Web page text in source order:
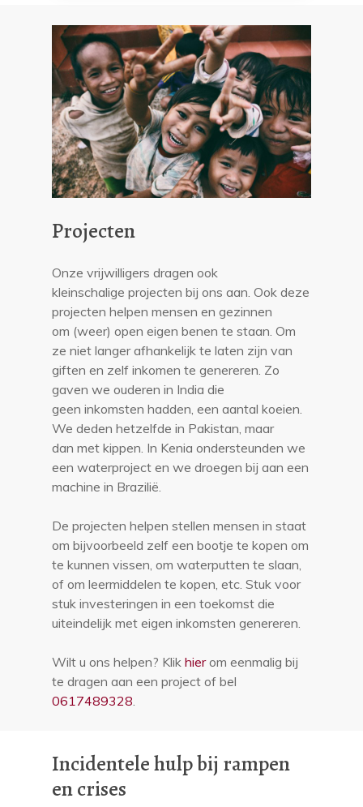
Projecten
Onze vrijwilligers dragen ook
kleinschalige projecten bij ons aan. Ook deze
projecten helpen mensen en gezinnen
om (weer) open eigen benen te staan. Om
ze niet langer afhankelijk te laten zijn van
giften en zelf inkomen te genereren. Zo
gaven we ouderen in India die
geen inkomsten hadden, een aantal koeien.
We deden hetzelfde in Pakistan, maar
dan met kippen. In Kenia ondersteunden we
een waterproject en we droegen bij aan een
machine in Brazilië.
De projecten helpen stellen mensen in staat
om bijvoorbeeld zelf een bootje te kopen om
te kunnen vissen, om waterputten te slaan,
of om leermiddelen te kopen, etc. Stuk voor
stuk investeringen in een toekomst die
uiteindelijk met eigen inkomsten genereren.
Wilt u ons helpen? Klikhierom eenmalig bij
te dragen aan een project of bel
0617489328
Incidentele hulp bij rampen
en crises